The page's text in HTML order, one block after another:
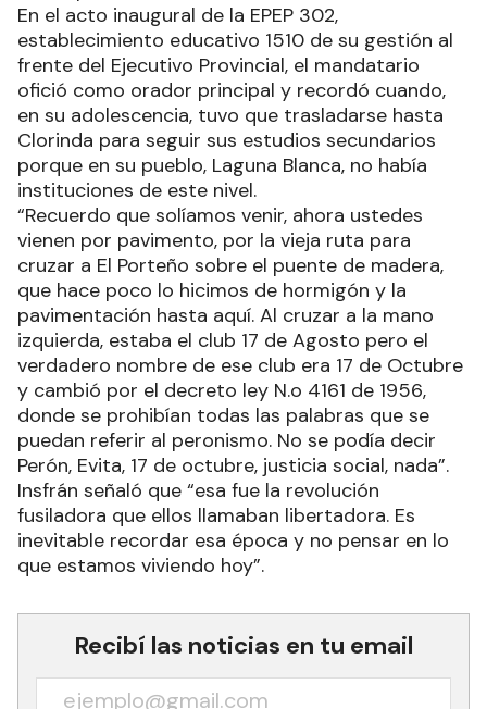
En el acto inaugural de la EPEP 302,
establecimiento educativo 1510 de su gestión al
frente del Ejecutivo Provincial, el mandatario
ofició como orador principal y recordó cuando,
en su adolescencia, tuvo que trasladarse hasta
Clorinda para seguir sus estudios secundarios
porque en su pueblo, Laguna Blanca, no había
instituciones de este nivel.
“Recuerdo que solíamos venir, ahora ustedes
vienen por pavimento, por la vieja ruta para
cruzar a El Porteño sobre el puente de madera,
que hace poco lo hicimos de hormigón y la
pavimentación hasta aquí. Al cruzar a la mano
izquierda, estaba el club 17 de Agosto pero el
verdadero nombre de ese club era 17 de Octubre
y cambió por el decreto ley N.o 4161 de 1956,
donde se prohibían todas las palabras que se
puedan referir al peronismo. No se podía decir
Perón, Evita, 17 de octubre, justicia social, nada”.
Insfrán señaló que “esa fue la revolución
fusiladora que ellos llamaban libertadora. Es
inevitable recordar esa época y no pensar en lo
que estamos viviendo hoy”.
Recibí las noticias en tu email